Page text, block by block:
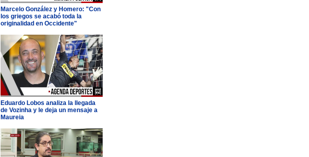
Marcelo González y Homero: "Con
los griegos se acabó toda la
originalidad en Occidente"
Eduardo Lobos analiza la llegada
de Vozinha y le deja un mensaje a
Maureia